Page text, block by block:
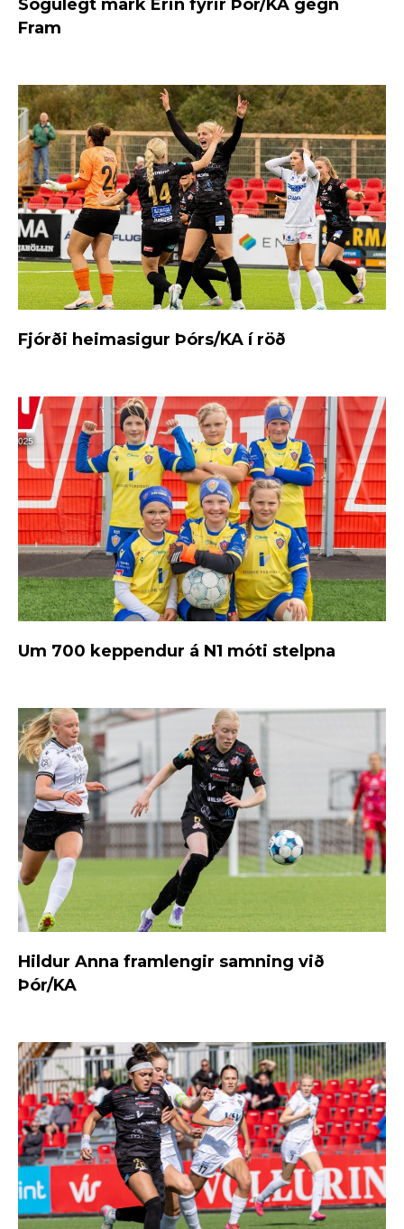
Sögulegt mark Erin fyrir Þór/KA gegn
Fram
Fjórði heimasigur Þórs/KA í röð
Um 700 keppendur á N1 móti stelpna
Hildur Anna framlengir samning við
Þór/KA